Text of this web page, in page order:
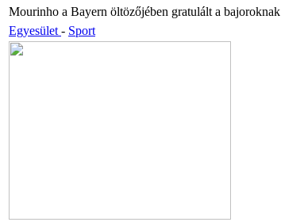
Mourinho a Bayern öltözőjében gratulált a bajoroknak
Egyesület - Sport